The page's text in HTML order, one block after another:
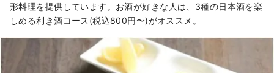
形料理を提供しています。お酒が好きな人は、3種の日本酒を楽
しめる利き酒コース(税込800円〜)がオススメ。